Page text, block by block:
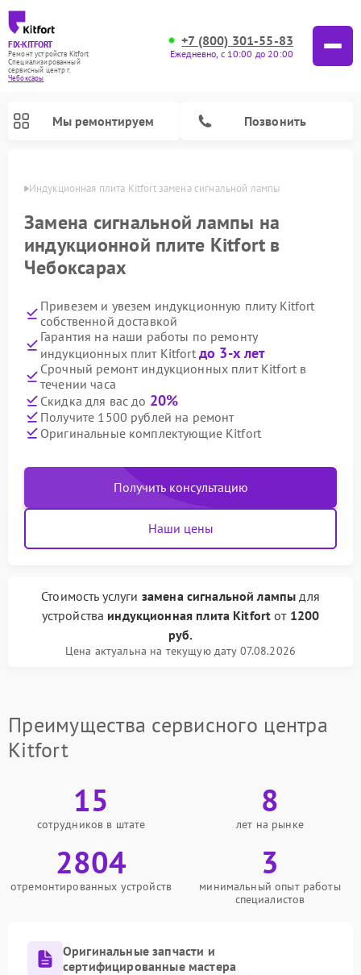
FIX-KITFORT
Ремонт устройств Kitfort
Специализированный
cервисный центр г.
Чебоксары
+7 (800) 301-55-83
Ежедневно, с 10:00 до 20:00
Мы ремонтируем Позвонить
Индукционная плита Kitfort замена сигнальной лампы
Замена сигнальной лампы на
индукционной плите Kitfort в
Чебоксарах
Привезем и увезем индукционную плиту Kitfort
собственной доставкой
Гарантия на наши работы по ремонту
индукционных плит Kitfort до 3-х лет
Срочный ремонт индукционных плит Kitfort в
течении часа
Скидка для вас до 20%
Получите 1500 рублей на ремонт
Оригинальные комплектующие Kitfort
Получить консультацию
Наши цены
Стоимость услуги замена сигнальной лампы для
устройства индукционная плита Kitfort от 1200
руб.
Цена актуальна на текущую дату 07.08.2026
Преимущества сервисного центра
Kitfort
15
сотрудников в штате
8
лет на рынке
2804
отремонтированных устройств
3
минимальный опыт работы
специалистов
Оригинальные запчасти и
сертифицированные мастера